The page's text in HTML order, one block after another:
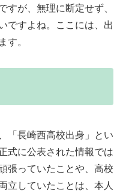
すが、無理に断定せず、
ですよね。ここには、出
す。
「長崎西高校出身」とい
式に公表された情報では
張っていたことや、高校
立していたことは、本人